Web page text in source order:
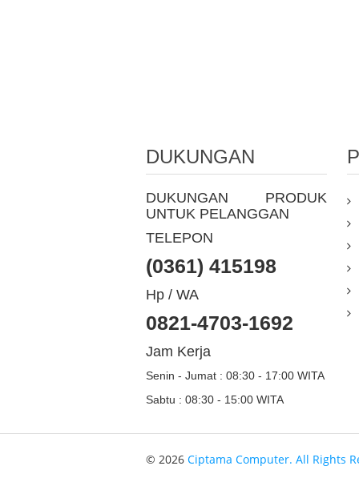
DUKUNGAN
DUKUNGAN PRODUK
UNTUK PELANGGAN
TELEPON
(0361) 415198
Hp / WA
0821-4703-1692
Jam Kerja
Senin - Jumat : 08:30 - 17:00 WITA
Sabtu : 08:30 - 15:00 WITA
© 2026 Ciptama Computer. All Rights